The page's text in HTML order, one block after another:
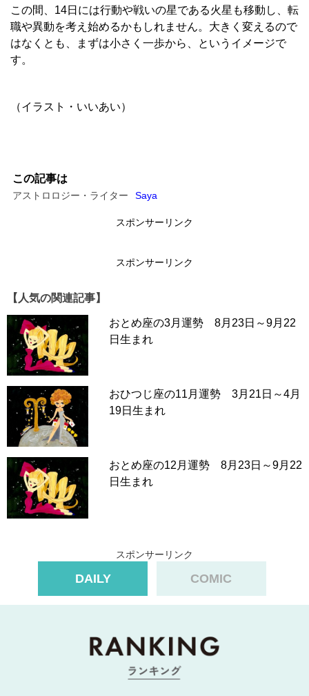
この間、14日には行動や戦いの星である火星も移動し、転
職や異動を考え始めるかもしれません。大きく変えるので
はなくとも、まずは小さく一歩から、というイメージで
す。
（イラスト・いいあい）
この記事は
アストロロジー・ライター Saya
スポンサーリンク
スポンサーリンク
【人気の関連記事】
おとめ座の3月運勢 8月23日～9月22
日生まれ
おひつじ座の11月運勢 3月21日～4月
19日生まれ
おとめ座の12月運勢 8月23日～9月22
日生まれ
スポンサーリンク
DAILY COMIC